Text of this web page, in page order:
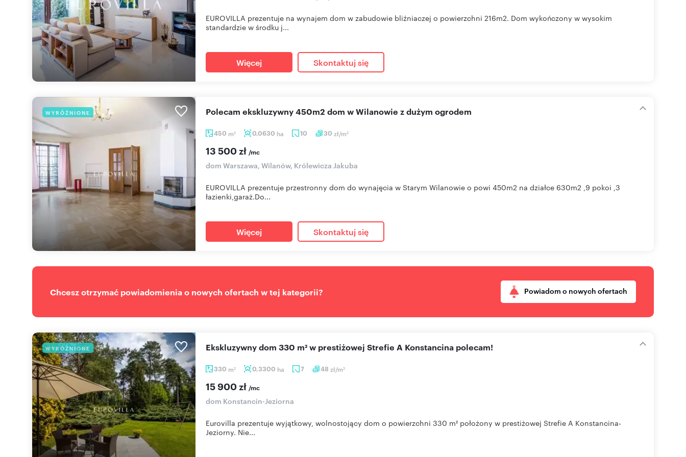
EUROVILLA prezentuje na wynajem dom w zabudowie bliźniaczej o powierzchni 216m2. Dom wykończony w wysokim
standardzie w środku j...
Więcej Skontaktuj się
WYRÓŻNIONE
450 m2 0,0630 ha 10 30 zł/m2
Polecam ekskluzywny 450m2 dom w Wilanowie z dużym ogrodem
13 500 zł /mc
dom Warszawa, Wilanów, Królewicza Jakuba
EUROVILLA prezentuje przestronny dom do wynajęcia w Starym Wilanowie o powi 450m2 na działce 630m2 ,9 pokoi ,3
łazienki,garaż.Do...
Więcej Skontaktuj się
Chcesz otrzymać powiadomienia o nowych ofertach w tej kategorii? Powiadom o nowych ofertach
WYRÓŻNIONE
330 m2 0,3300 ha 7 48 zł/m2
Ekskluzywny dom 330 m² w prestiżowej Strefie A Konstancina polecam!
15 900 zł /mc
dom Konstancin-Jeziorna
Eurovilla prezentuje wyjątkowy, wolnostojący dom o powierzchni 330 m² położony w prestiżowej Strefie A Konstancina-
Jeziorny. Nie...